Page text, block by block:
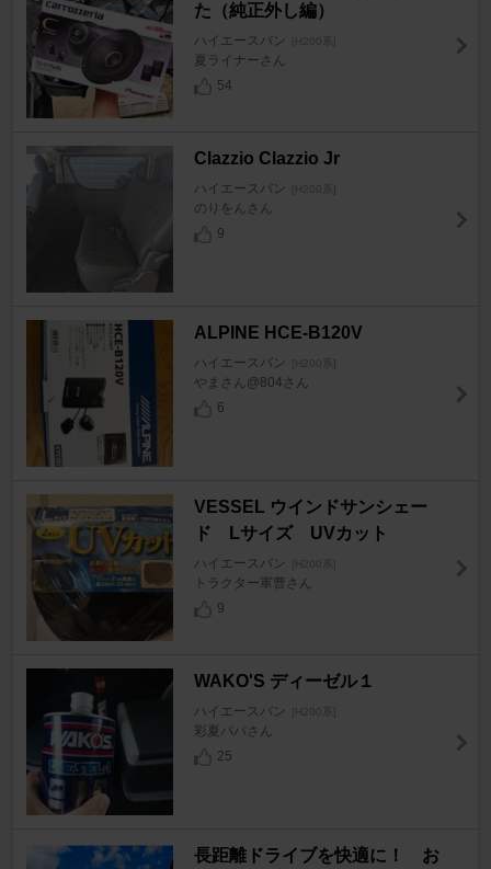
た（純正外し編）
ハイエースバン
夏ライナーさん
54
Clazzio Clazzio Jr
ハイエースバン
のりをんさん
9
ALPINE HCE-B120V
ハイエースバン
やまさん@804さん
6
VESSEL ウインドサンシェー
ド Lサイズ UVカット
ハイエースバン
トラクター軍曹さん
9
WAKO'S ディーゼル１
ハイエースバン
彩夏パパさん
25
長距離ドライブを快適に！ お